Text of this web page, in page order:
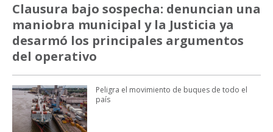
Clausura bajo sospecha: denuncian una
maniobra municipal y la Justicia ya
desarmó los principales argumentos
del operativo
Peligra el movimiento de buques de todo el
país